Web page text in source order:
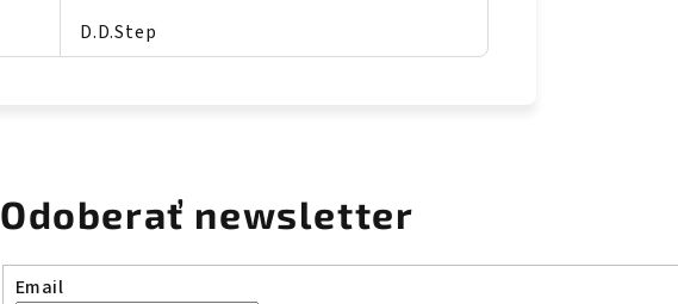
D.D.Step
Odoberať newsletter
Email